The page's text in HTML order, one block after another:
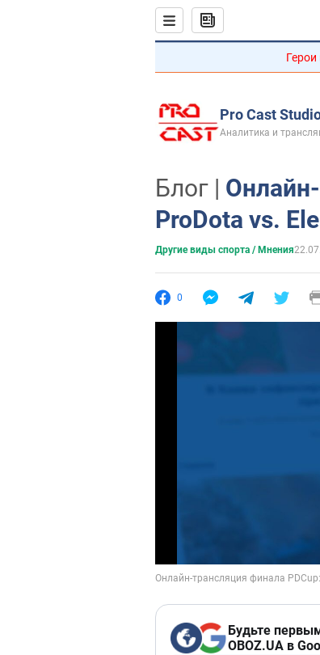
Pro Cast
Аналитика и
Блог |
ProDota vs.
Другие виды спорта / Мнения
0
Будьте
OBOZ.UA в